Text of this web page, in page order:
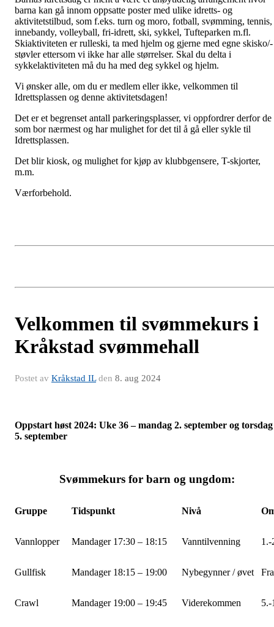
barna kan gå innom oppsatte poster med ulike idretts- og
aktivitetstilbud, som f.eks. turn og moro, fotball, svømming, tennis,
innebandy, volleyball, fri-idrett, ski, sykkel, Tufteparken m.fl.
Skiaktiviteten er rulleski, ta med hjelm og gjerne med egne skisko/-
støvler ettersom vi ikke har alle størrelser. Skal du delta i
sykkelaktiviteten må du ha med deg sykkel og hjelm.
Vi ønsker alle, om du er medlem eller ikke, velkommen til
Idrettsplassen og denne aktivitetsdagen!
Det er et begrenset antall parkeringsplasser, vi oppfordrer derfor de
som bor nærmest og har mulighet for det til å gå eller sykle til
Idrettsplassen.
Det blir kiosk, og mulighet for kjøp av klubbgensere, T-skjorter,
m.m.
Værforbehold.
Velkommen til svømmekurs i
Kråkstad svømmehall
Postet av Kråkstad ILden 8. aug 2024
Oppstart høst 2024: Uke 36 – mandag 2. september og torsdag
5. september
Svømmekurs for barn og ungdom:
Gruppe Tidspunkt Nivå
Vannlopper Mandager 17:30 – 18:15 Vanntilvenning 1.-
Gullfisk Mandager 18:15 – 19:00 Nybegynner / øvet
Crawl Mandager 19:00 – 19:45 Viderekommen 5.-